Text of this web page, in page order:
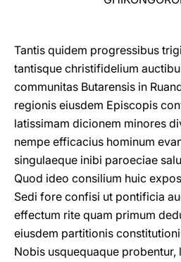
Tantis quidem progressibus
tantisque christifidelium
communitas Butarensis in
regionis eiusdem Episcopis
latissimam dicionem minores
nempe efficacius hominum
singulaeque inibi paroeciae
Quod ideo consilium huic
Sedi fore confisi ut pontificia
effectum rite quam primum
eiusdem partitionis
Nobis usquequaque